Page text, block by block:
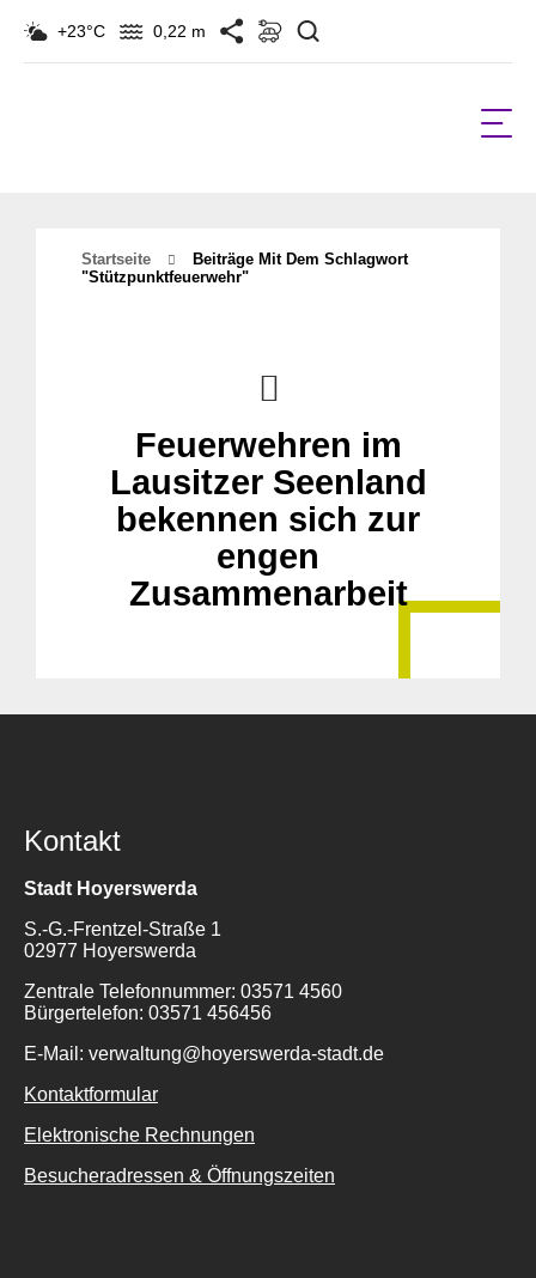
+23°C 0,22 m
Startseite
Beiträge Mit Dem Schlagwort
"stützpunktfeuerwehr"
Feuerwehren im
Lausitzer Seenland
bekennen sich zur
engen
Zusammenarbeit
Kontakt
Stadt Hoyerswerda
S.-G.-Frentzel-Straße 1
02977 Hoyerswerda
Zentrale Telefonnummer: 03571 4560
Bürgertelefon: 03571 456456
E-Mail: verwaltung@hoyerswerda-stadt.de
Kontaktformular
Elektronische Rechnungen
Besucheradressen & Öffnungszeiten